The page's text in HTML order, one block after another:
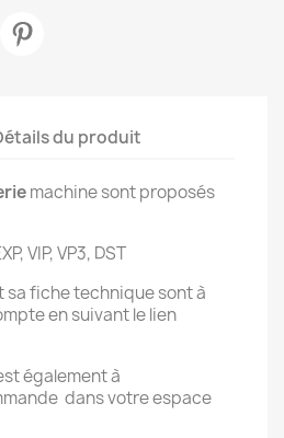
du produit
machine sont proposés
VIP, VP3, DST
sa fiche technique sont à
en suivant le lien
également à
dans votre espace